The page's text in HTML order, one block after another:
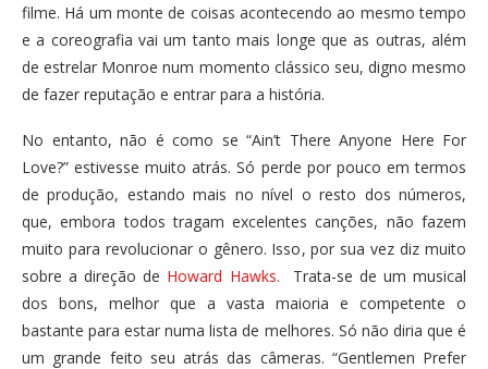
filme. Há um monte de coisas acontecendo ao mesmo tempo
e a coreografia vai um tanto mais longe que as outras, além
de estrelar Monroe num momento clássico seu, digno mesmo
de fazer reputação e entrar para a história.
No entanto, não é como se “Ain’t There Anyone Here For
Love?” estivesse muito atrás. Só perde por pouco em termos
de produção, estando mais no nível o resto dos números,
que, embora todos tragam excelentes canções, não fazem
muito para revolucionar o gênero. Isso, por sua vez diz muito
sobre a direção de Howard Hawks.
Trata-se de um musical
dos bons, melhor que a vasta maioria e competente o
bastante para estar numa lista de melhores. Só não diria que é
um grande feito seu atrás das câmeras. “Gentlemen Prefer